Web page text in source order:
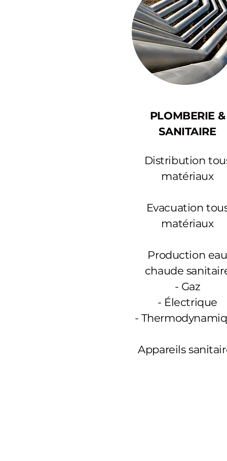
PLOMBERIE &
SANITAIRE
Distribution
matériaux
Evacuation
matériaux
Production eau
chaude
- Gaz
- Électrique
-
Appareils